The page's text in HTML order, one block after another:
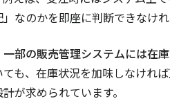
なのかを即座に判断できなけ
一部の販売管理システムには在
も、在庫状況を加味しなけれ
が求められています。